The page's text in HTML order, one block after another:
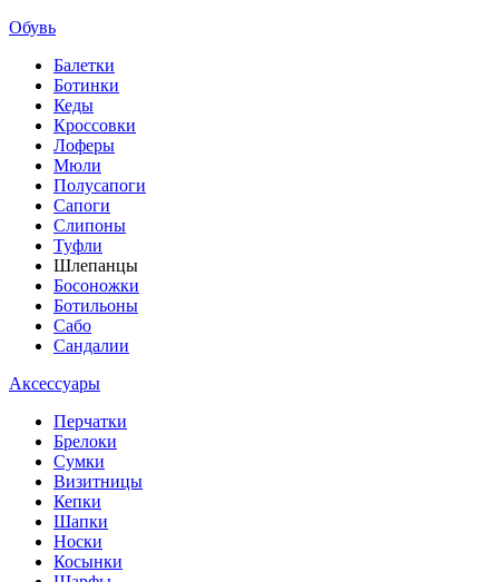
Обувь
Балетки
Ботинки
Кеды
Кроссовки
Лоферы
Мюли
Полусапоги
Сапоги
Слипоны
Туфли
Шлепанцы
Босоножки
Ботильоны
Сабо
Сандалии
Аксессуары
Перчатки
Брелоки
Сумки
Визитницы
Кепки
Шапки
Носки
Косынки